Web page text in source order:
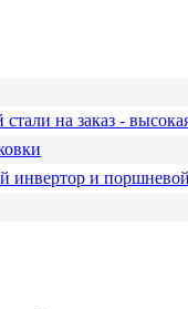
на заказ -
инвертор и